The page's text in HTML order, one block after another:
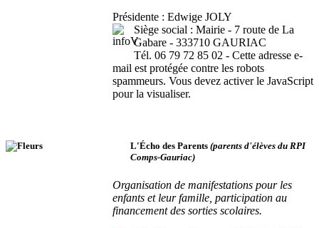
Présidente : Edwige JOLY
Siège social : Mairie - 7 route de La
Gabare - 333710 GAURIAC
Tél. 06 79 72 85 02 - Cette adresse e-
mail est protégée contre les robots
spammeurs. Vous devez activer le JavaScript
pour la visualiser.
L'Écho des Parents (parents d'élèves du RPI
Comps-Gauriac)
Organisation de manifestations pour les
enfants et leur famille, participation au
financement des sorties scolaires.